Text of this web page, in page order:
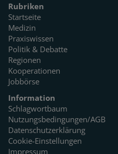
Rubriken
Startseite
Medizin
Praxiswissen
Politik & Debatte
Regionen
Kooperationen
Jobbörse
Information
Schlagwortbaum
Nutzungsbedingungen/AGB
Datenschutzerklärung
Cookie-Einstellungen
Impressum